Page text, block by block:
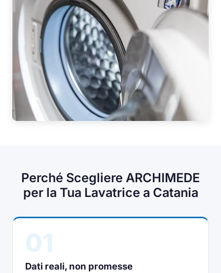
Perché Scegliere ARCHIMEDE
per la Tua Lavatrice a Catania
Dati reali, non promesse